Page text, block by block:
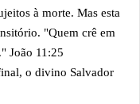
à morte. Mas esta
"Quem crê em
João 11:25
o divino Salvador